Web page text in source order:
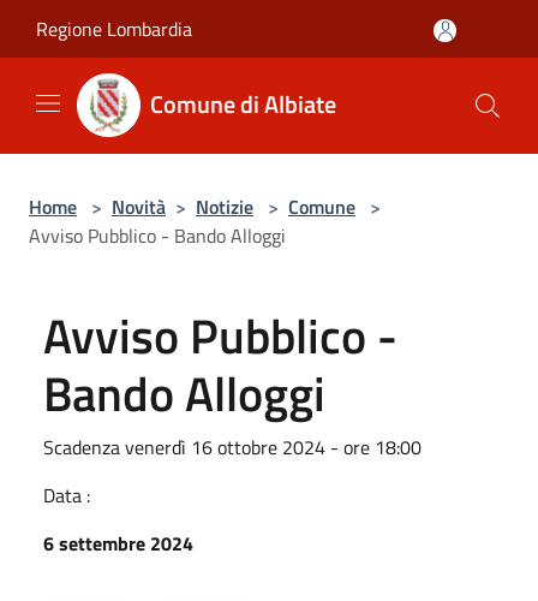
Regione Lombardia
Comune di Albiate
Home > Novità > Notizie > Comune >
Avviso Pubblico - Bando Alloggi
Avviso Pubblico -
Bando Alloggi
Scadenza venerdì 16 ottobre 2024 - ore 18:00
Data :
6 settembre 2024